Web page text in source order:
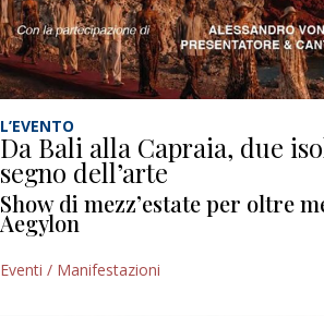
L’EVENTO
Da Bali alla Capraia, due
segno dell’arte
Show di mezz’estate per oltre
Aegylon
Eventi / Manifestazioni